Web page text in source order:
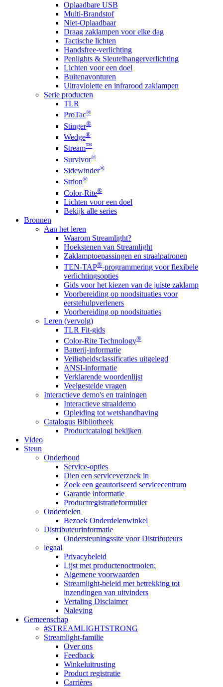
Oplaadbare USB
Multi-Brandstof
Niet-Oplaadbaar
Draag zaklampen voor elke dag
Tactische lichten
Handsfree-verlichting
Penlights & Sleutelhangerverlichting
Lichten voor een doel
Buitenavonturen
Ultraviolette en infrarood zaklampen
Serie producten
TLR
ProTac®
Stinger®
Wedge®
Stream™
Survivor®
Sidewinder®
Strion®
Color-Rite®
Lichten voor een doel
Bekijk alle series
Bronnen
Aan het leren
Waarom Streamlight?
Hoekstenen van Streamlight
Zaklamptoepassingen en straalpatronen
TEN-TAP®-programmering voor flexibele
verlichtingsopties
Gids voor het kiezen van de juiste zaklamp
Voorbereiding op noodsituaties voor
eerstehulpverleners
Voorbereiding op noodsituaties
Leren (vervolg)
TLR Fit-gids
Color-Rite Technology®
Batterij-informatie
Veiligheidsclassificaties uitgelegd
ANSI-informatie
Verklarende woordenlijst
Veelgestelde vragen
Interactieve demo's en trainingen
Interactieve straaldemo
Opleiding tot wetshandhaving
Catalogus Bibliotheek
Productcatalogi bekijken
Video
Steun
Onderhoud
Service-opties
Dien een serviceverzoek in
Zoek een geautoriseerd servicecentrum
Garantie informatie
Productregistratieformulier
Onderdelen
Bezoek Onderdelenwinkel
Distributeurinformatie
Ondersteuningssite voor Distributeurs
legaal
Privacybeleid
Lijst met productenoctrooien:
Algemene voorwaarden
Streamlight-beleid met betrekking tot
inzendingen van uitvinders
Vertaling Disclaimer
Naleving
Gemeenschap
#STREAMLIGHTSTRONG
Streamlight-familie
Over ons
Feedback
Winkeluitrusting
Product registratie
Carrières